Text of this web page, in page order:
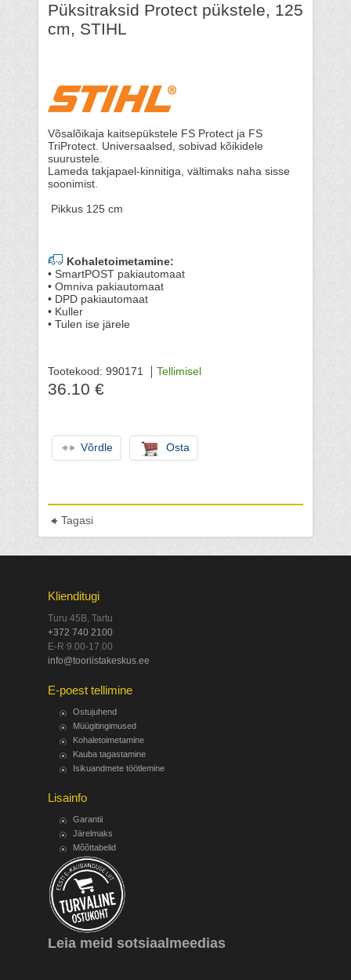
Püksitraksid Protect pükstele, 125
cm, STIHL
Võsalõikaja kaitsepükstele FS Protect ja FS
TriProtect. Universaalsed, sobivad kõikidele
suurustele.
Lameda takjapael-kinnitiga, vältimaks naha sisse
soonimist.
Pikkus 125 cm
Kohaletoimetamine:
• SmartPOST pakiautomaat
• Omniva pakiautomaat
• DPD pakiautomaat
• Kuller
• Tulen ise järele
Tootekood: 990171 Tellimisel
36.10 €
Võrdle Osta
Tagasi
Klienditugi
Turu 45B, Tartu
+372 740 2100
E-R 9.00-17.00
info@tooriistakeskus.ee
E-poest tellimine
Ostujuhend
Müügitingimused
Kohaletoimetamine
Kauba tagastamine
Isikuandmete töötlemine
Lisainfo
Garantii
Järelmaks
Mõõttabelid
Leia meid sotsiaalmeedias